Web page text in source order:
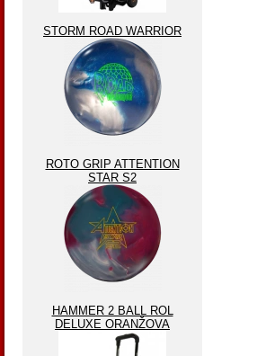
STORM ROAD WARRIOR
ROTO GRIP ATTENTION
STAR S2
HAMMER 2 BALL ROL
DELUXE ORANŽOVA